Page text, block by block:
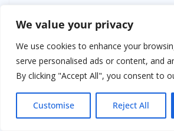
We value your privacy
We use cookies to enhance your
serve personalised ads or content, and
By clicking "Accept All", you consent to
Customise Reject All
крышке — едва различимые буквы
Два чёрных, изношенных, ровно
что нашли Степан и Костя.
Карина открыла старую папку.
отчётами о наблюдениях. Там